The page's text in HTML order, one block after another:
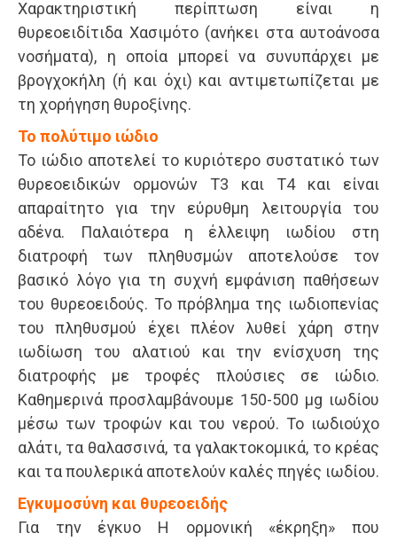
Χαρακτηριστική περίπτωση είναι η
θυρεοειδίτιδα Χασιμότο (ανήκει στα αυτοάνοσα
νοσήματα), η οποία μπορεί να συνυπάρχει με
βρογχοκήλη (ή και όχι) και αντιμετωπίζεται με
τη χορήγηση θυροξίνης.
To πολύτιµο ιώδιο
Το ιώδιο αποτελεί το κυριότερο συστατικό των
θυρεοειδικών ορμονών Τ3 και Τ4 και είναι
απαραίτητο για την εύρυθμη λειτουργία του
αδένα. Παλαιότερα η έλλειψη ιωδίου στη
διατροφή των πληθυσμών αποτελούσε τον
βασικό λόγο για τη συχνή εμφάνιση παθήσεων
του θυρεοειδούς. Το πρόβλημα της ιωδιοπενίας
του πληθυσμού έχει πλέον λυθεί χάρη στην
ιωδίωση του αλατιού και την ενίσχυση της
διατροφής με τροφές πλούσιες σε ιώδιο.
Καθημερινά προσλαμβάνουμε 150-500 μg ιωδίου
μέσω των τροφών και του νερού. Το ιωδιούχο
αλάτι, τα θαλασσινά, τα γαλακτοκομικά, το κρέας
και τα πουλερικά αποτελούν καλές πηγές ιωδίου.
Εγκυμοσύνη και θυρεοειδής
Για την έγκυο Η ορμονική «έκρηξη» που